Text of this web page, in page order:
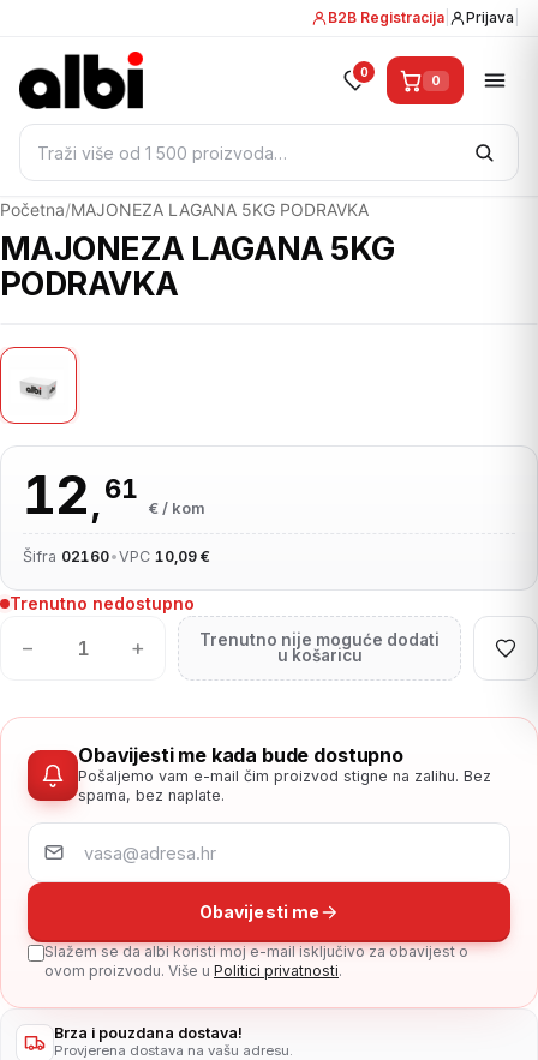
B2B Registracija Prijava
Pretraži:
0 0
Početna/MAJONEZA LAGANA 5KG PODRAVKA
MAJONEZA LAGANA 5KG
PODRAVKA
12,61
€ / kom
Šifra 02160•VPC 10,09 €
Trenutno nedostupno
− +
Trenutno nije moguće dodati
u košaricu
Obavijesti me kada bude dostupno
Pošaljemo vam e-mail čim proizvod stigne na zalihu. Bez
spama, bez naplate.
Obavijesti me
Slažem se da albi koristi moj e-mail isključivo za obavijest o
ovom proizvodu. Više u Politici privatnosti.
Brza i pouzdana dostava!
Provjerena dostava na vašu adresu.